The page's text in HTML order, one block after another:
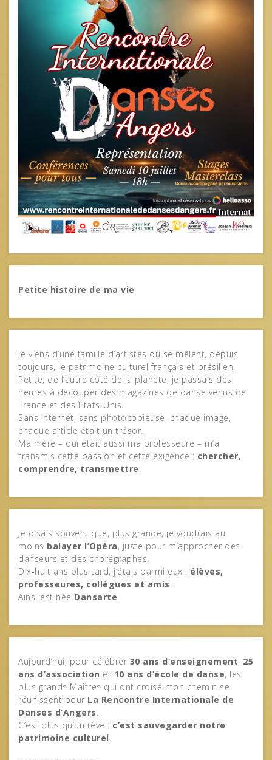
Petite histoire de ma vie
Je viens d’une famille d’artistes où se mêlent, depuis
toujours, le patrimoine culturel français et brésilien.
Petite, de l’autre côté de la planète, je passais des
heures à découper des magazines de danse venus de
France et des États‑Unis.
Sans internet, sans photocopieuse, chaque image,
chaque article était un trésor.
Ma mère – qui était aussi ma professeure – m’a
transmis cette passion et cette exigence : chercher,
comprendre, transmettre.
Je disais souvent que, plus grande, je voudrais au
moins balayer l’Opéra, juste pour m’approcher des
danseurs et des chorégraphes.
Dix‑huit ans plus tard, j’étais parmi eux : élèves,
professeures, collègues et amis.
Ainsi est née Dansarte.
Aujourd’hui, pour célébrer 30 ans d’enseignement, 25
ans d’association et 10 ans d’école de danse, les
plus grands Maîtres qui ont croisé mon chemin se
réunissent pour La Rencontre Internationale de
Danses d’Angers.
C’est plus qu’un rêve : c’est sauvegarder notre
patrimoine culturel.